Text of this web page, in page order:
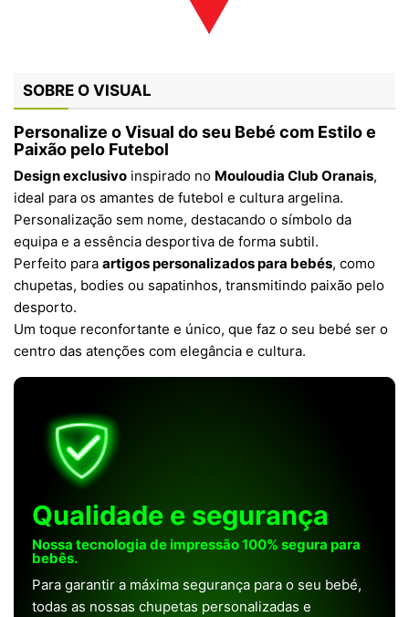
SOBRE O VISUAL
Personalize o Visual do seu Bebé com Estilo e
Paixão pelo Futebol
Design exclusivo inspirado no Mouloudia Club Oranais,
ideal para os amantes de futebol e cultura argelina.
Personalização sem nome, destacando o símbolo da
equipa e a essência desportiva de forma subtil.
Perfeito para artigos personalizados para bebés, como
chupetas, bodies ou sapatinhos, transmitindo paixão pelo
desporto.
Um toque reconfortante e único, que faz o seu bebé ser o
centro das atenções com elegância e cultura.
Qualidade e segurança
Nossa tecnologia de impressão 100% segura para
bebês.
Para garantir a máxima segurança para o seu bebé,
todas as nossas chupetas personalizadas e